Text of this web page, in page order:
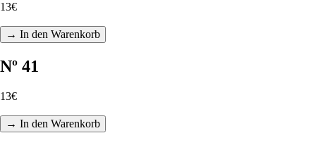
13€
→ In den Warenkorb
Nº 41
13€
→ In den Warenkorb